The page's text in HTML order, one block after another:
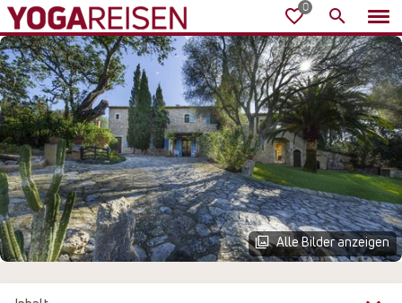
Alle Bilder anzeigen